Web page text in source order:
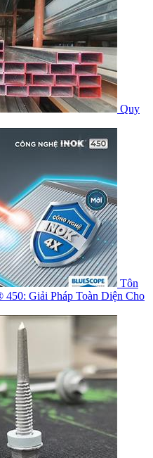
Quy
Tôn
Giải Pháp Toàn Diện Cho